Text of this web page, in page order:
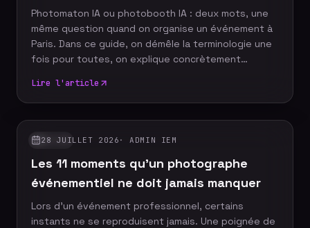
Photomaton IA ou photobooth IA : deux mots, une
même question quand on organise un événement à
Paris. Dans ce guide, on démêle la terminologie une
fois pour toutes, on explique concrètement
génération, et on donne les bonnes questions à
poser avant de choisir un prestataire — tarifs,
personnalisation des univers IA, temps de
traitement, et cas d'usage selon que vous
Lire l'article
GUIDES
28 JUILLET 2026 ·ADMIN IEM
Les 11 moments qu'un photographe
événementiel ne doit jamais manquer
Lors d'un événement professionnel, certains
instants ne se reproduisent jamais. Une poignée de